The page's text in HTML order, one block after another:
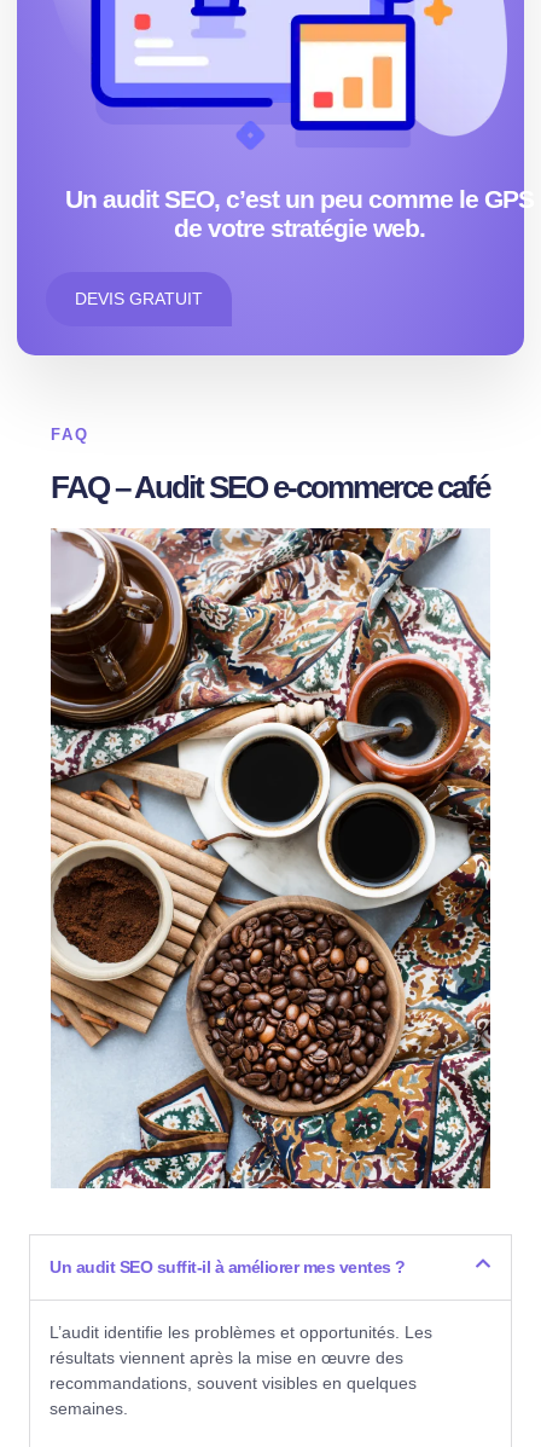
Un audit SEO, c’est un peu comme le GPS
de votre stratégie web.
DEVIS GRATUIT
FAQ
FAQ – Audit SEO e-commerce café
Un audit SEO suffit-il à améliorer mes ventes ?
L’audit identifie les problèmes et opportunités. Les
résultats viennent après la mise en œuvre des
recommandations, souvent visibles en quelques
semaines.